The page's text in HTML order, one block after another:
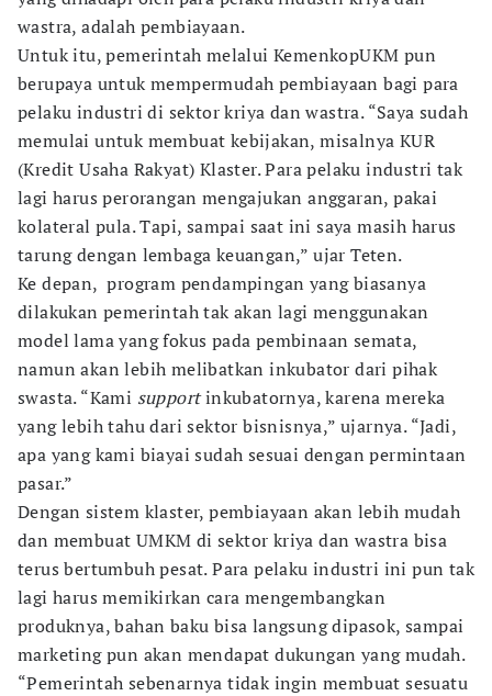
wastra, adalah pembiayaan.
Untuk itu, pemerintah melalui KemenkopUKM pun
berupaya untuk mempermudah pembiayaan bagi para
pelaku industri di sektor kriya dan wastra. “Saya sudah
memulai untuk membuat kebijakan, misalnya KUR
(Kredit Usaha Rakyat) Klaster. Para pelaku industri tak
lagi harus perorangan mengajukan anggaran, pakai
kolateral pula. Tapi, sampai saat ini saya masih harus
tarung dengan lembaga keuangan,” ujar Teten.
Ke depan, program pendampingan yang biasanya
dilakukan pemerintah tak akan lagi menggunakan
model lama yang fokus pada pembinaan semata,
namun akan lebih melibatkan inkubator dari pihak
swasta. “Kami supportinkubatornya, karena mereka
yang lebih tahu dari sektor bisnisnya,” ujarnya. “Jadi,
apa yang kami biayai sudah sesuai dengan permintaan
pasar.”
Dengan sistem klaster, pembiayaan akan lebih mudah
dan membuat UMKM di sektor kriya dan wastra bisa
terus bertumbuh pesat. Para pelaku industri ini pun tak
lagi harus memikirkan cara mengembangkan
produknya, bahan baku bisa langsung dipasok, sampai
marketing pun akan mendapat dukungan yang mudah.
“Pemerintah sebenarnya tidak ingin membuat sesuatu